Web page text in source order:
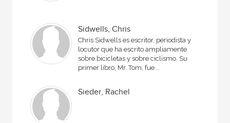
Sidwells, Chris
Chris Sidwells es escritor, periodista y
locutor que ha escrito ampliamente
sobre bicicletas y sobre ciclismo. Su
primer libro, Mr. Tom, fue...
Sieder, Rachel